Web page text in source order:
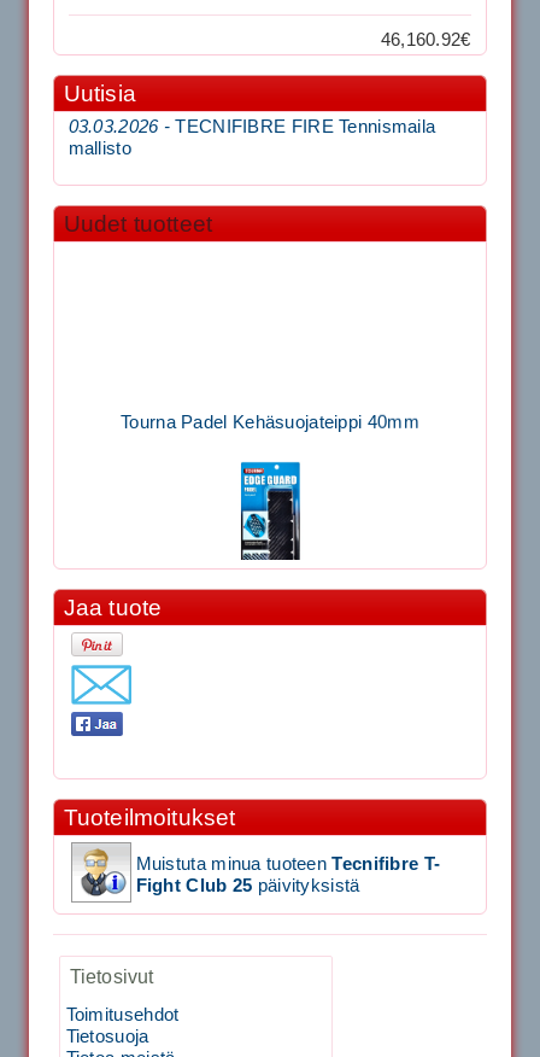
46,160.92€
Uutisia
03.03.2026 -TECNIFIBRE FIRE Tennismaila
mallisto
Uudet tuotteet
Signum S-7000 Jännityskone (Pöytämalli)
1,650.00€
SIGNUM S-7000 &...
Signum S-7000 Jännityskone (Jalustamalli)
1,999.00€
40883 Harjasosa hiekkanurmiharjaan
Jaa tuote
Tuoteilmoitukset
Muistuta minua tuoteenTecnifibre T-
Fight Club 25 päivityksistä
Tietosivut
Toimitusehdot
Tietosuoja